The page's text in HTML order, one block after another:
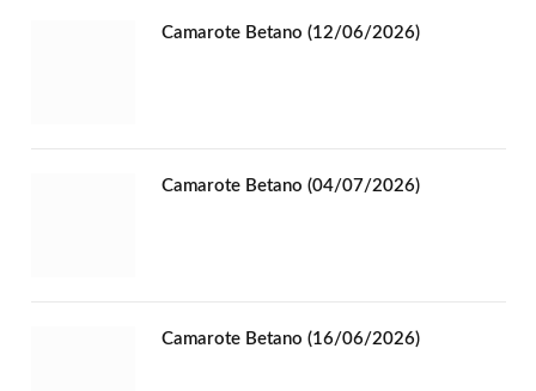
Camarote Betano (12/06/2026)
Camarote Betano (04/07/2026)
Camarote Betano (16/06/2026)